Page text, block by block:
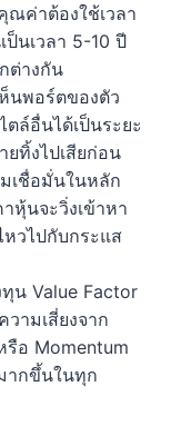
ณค่าต้องใช้เวลา
ป็นเวลา 5-10 ปี
ต่างกัน
นพอร์ตของตัว
ล์อื่นได้เป็นระยะ
ทิ้งไปเสียก่อน
เชื่อมั่นในหลัก
หุ้นจะวิ่งเข้าหา
วไปกับกระแส
น Value Factor
ามเสี่ยงจาก
อ Momentum
ากขึ้นในทุก